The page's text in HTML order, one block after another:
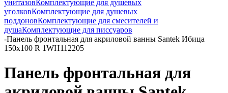
унитазовКомплектующие для душевых
уголковКомплектующие для душевых
поддоновКомплектующие для смесителей и
душаКомплектующие для писсуаров
-Панель фронтальная для акриловой ванны Santek Ибица
150х100 R 1WH112205
Панель фронтальная для